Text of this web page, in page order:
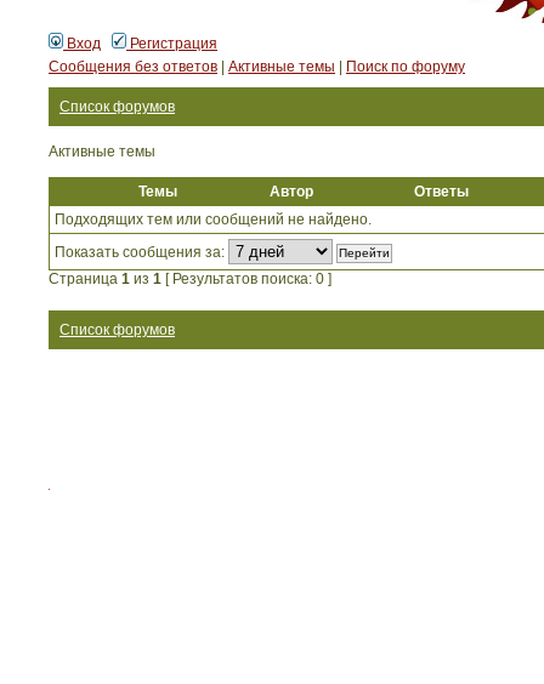
Вход
Регистрация
Сообщения без ответов
Активные темы Поиск по форуму
Список форумов
Активные темы
Темы Автор
Ответы
Подходящих тем или сообщений не найдено.
Показать сообщения за:
Страница 1 из 1 [ Результатов поиска: 0 ]
Список форумов